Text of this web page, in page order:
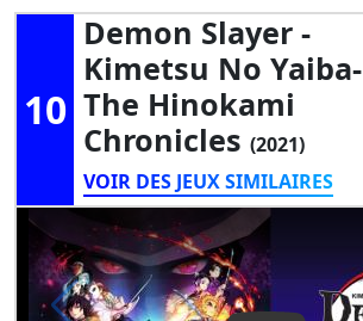
10
Demon Slayer -
Kimetsu No Yaiba-
The Hinokami
Chronicles (2021)
VOIR DES JEUX SIMILAIRES